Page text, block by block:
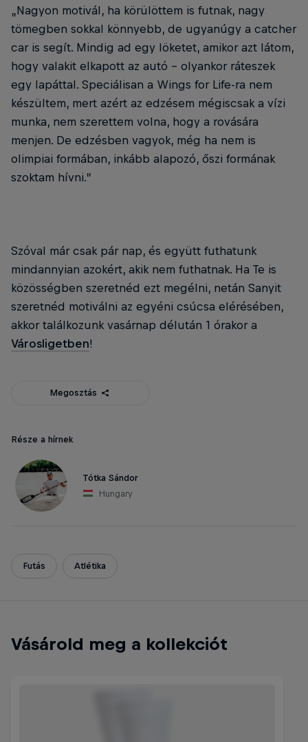
„Nagyon motivál, ha körülöttem is futnak, nagy
tömegben sokkal könnyebb, de ugyanúgy a catcher
car is segít. Mindig ad egy löketet, amikor azt látom,
hogy valakit elkapott az autó – olyankor ráteszek
egy lapáttal. Speciálisan a Wings for Life-ra nem
készültem, mert azért az edzésem mégiscsak a vízi
munka, nem szerettem volna, hogy a rovására
menjen. De edzésben vagyok, még ha nem is
olimpiai formában, inkább alapozó, őszi formának
szoktam hívni.”
Szóval már csak pár nap, és együtt futhatunk
mindannyian azokért, akik nem futhatnak. Ha Te is
közösségben szeretnéd ezt megélni, netán Sanyit
szeretnéd motiválni az egyéni csúcsa elérésében,
akkor találkozunk vasárnap délután 1 órakor a
Városligetben!
Megosztás
Része a hírnek
Tótka Sándor
Hungary
Futás Atlétika
Vásárold meg a kollekciót